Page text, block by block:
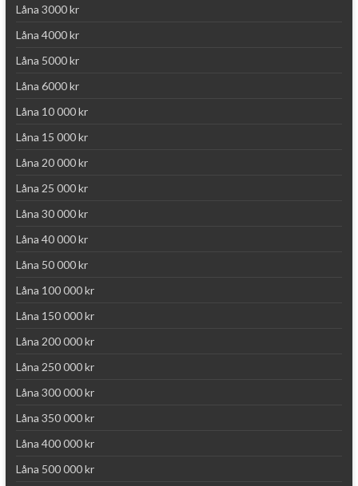
Låna 3000 kr
Låna 4000 kr
Låna 5000 kr
Låna 6000 kr
Låna 10 000 kr
Låna 15 000 kr
Låna 20 000 kr
Låna 25 000 kr
Låna 30 000 kr
Låna 40 000 kr
Låna 50 000 kr
Låna 100 000 kr
Låna 150 000 kr
Låna 200 000 kr
Låna 250 000 kr
Låna 300 000 kr
Låna 350 000 kr
Låna 400 000 kr
Låna 500 000 kr